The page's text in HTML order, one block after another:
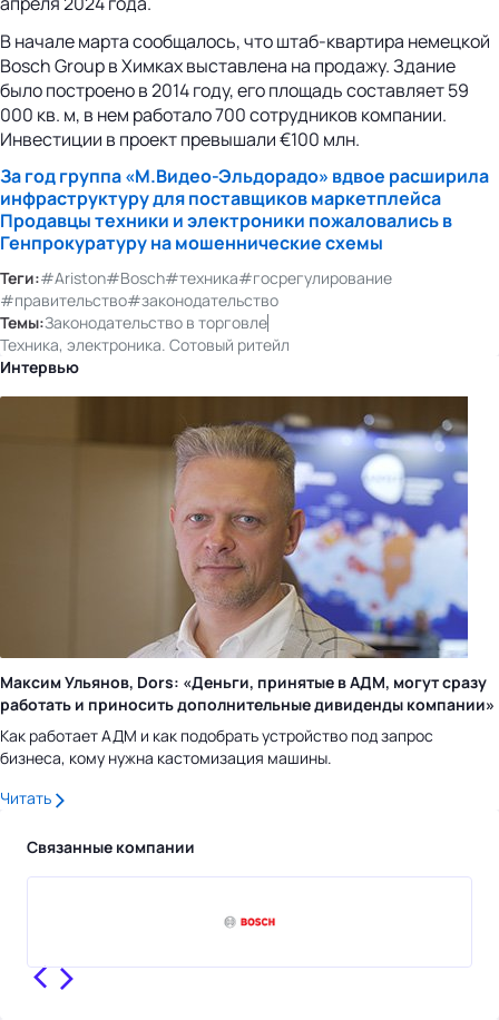
В начале марта сообщалось, что штаб-квартира немецкой
Bosch Group в Химках выставлена на продажу. Здание
было построено в 2014 году, его площадь составляет 59
000 кв. м, в нем работало 700 сотрудников компании.
Инвестиции в проект превышали €100 млн.
За год группа «М.Видео-Эльдорадо» вдвое расширила
инфраструктуру для поставщиков маркетплейса
Продавцы техники и электроники пожаловались в
Генпрокуратуру на мошеннические схемы
Теги:#Ariston#Bosch#техника#госрегулирование
#правительство#законодательство
Темы:Законодательство в торговле
Техника, электроника. Сотовый ритейл
Интервью
Максим Ульянов, Dors: «Деньги, принятые в АДМ, могут сразу
работать и приносить дополнительные дивиденды компании»
Как работает АДМ и как подобрать устройство под запрос
бизнеса, кому нужна кастомизация машины.
Читать
Связанные компании